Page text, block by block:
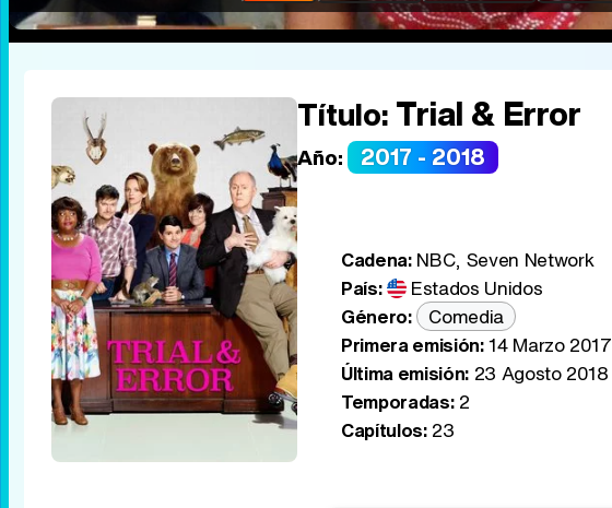
Título:Trial & Error
Año: 2017 - 2018
Cadena:NBC, Seven Network
País:
Estados Unidos
Género:
Comedia
Primera emisión:14 Marzo 2017
Última emisión:23 Agosto 2018
Temporadas:2
Capítulos:23